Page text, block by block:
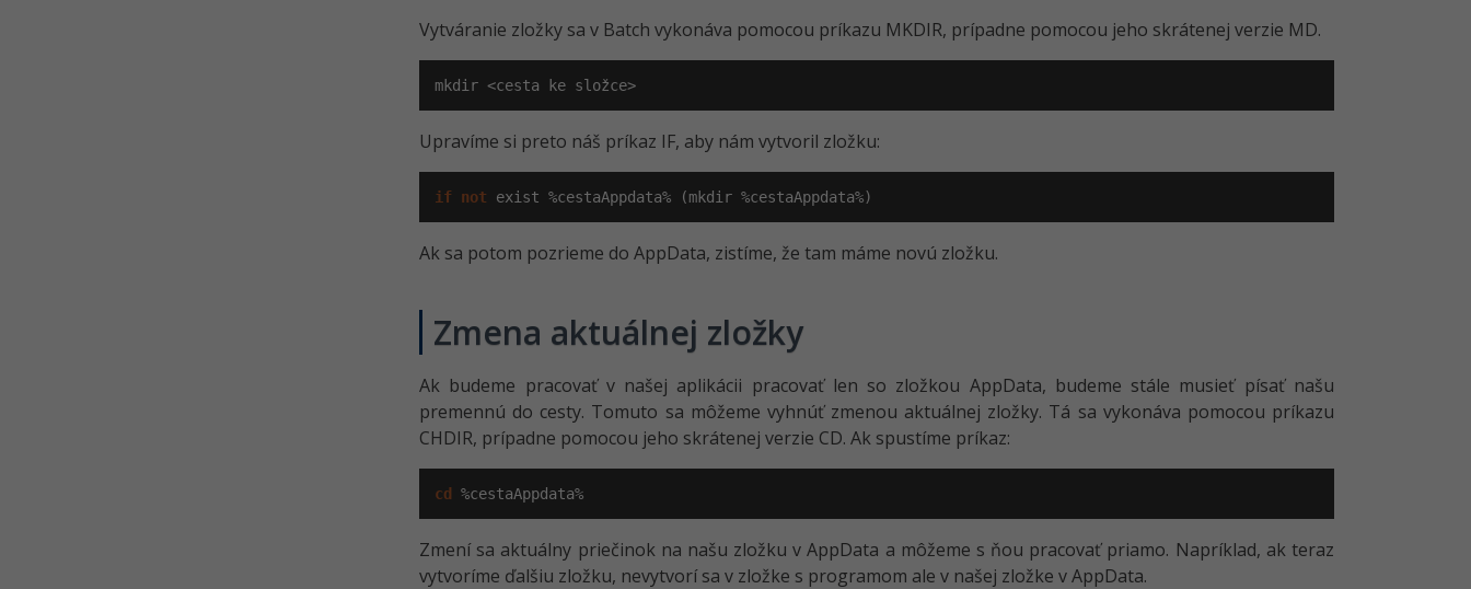
Vytváranie zložky sa v Batch vykonáva pomocou príkazu MKDIR, prípadne pomocou jeho skrátenej verzie MD.
mkdir <cesta ke složce>
Upravíme si preto náš príkaz IF, aby nám vytvoril zložku:
if not exist %cestaAppdata% (mkdir %cestaAppdata%)
Ak sa potom pozrieme do AppData, zistíme, že tam máme novú zložku.
Zmena aktuálnej zložky
Ak budeme pracovať v našej aplikácii pracovať len so zložkou AppData, budeme stále musieť písať našu
premennú do cesty. Tomuto sa môžeme vyhnúť zmenou aktuálnej zložky. Tá sa vykonáva pomocou príkazu
CHDIR, prípadne pomocou jeho skrátenej verzie CD. Ak spustíme príkaz:
cd %cestaAppdata%
Zmení sa aktuálny priečinok na našu zložku v AppData a môžeme s ňou pracovať priamo. Napríklad, ak teraz
vytvoríme ďalšiu zložku, nevytvorí sa v zložke s programom ale v našej zložke v AppData.